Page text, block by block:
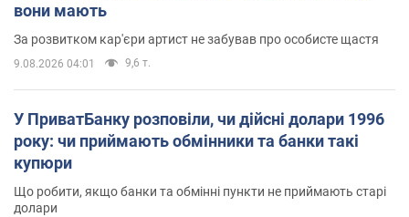
вони мають
За розвитком кар'єри артист не забував про особисте щастя
9.08.2026 04:01 9,6 т.
У ПриватБанку розповіли, чи дійсні долари 1996
року: чи приймають обмінники та банки такі
купюри
Що робити, якщо банки та обмінні пункти не приймають старі
долари